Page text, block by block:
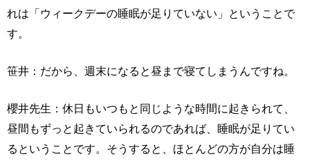
れは「ウィークデーの睡眠が足りていない」ということで
す。
笹井：だから、週末になると昼まで寝てしまうんですね。
櫻井先生：休日もいつもと同じような時間に起きられて、
昼間もずっと起きていられるのであれば、睡眠が足りてい
るということです。そうすると、ほとんどの方が自分は睡